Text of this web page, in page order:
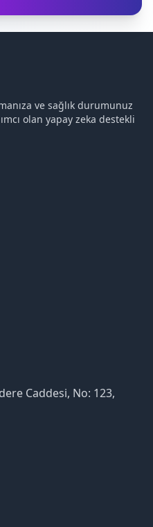
ve sağlık durumunuz
olan yapay zeka destekli
Caddesi, No: 123,